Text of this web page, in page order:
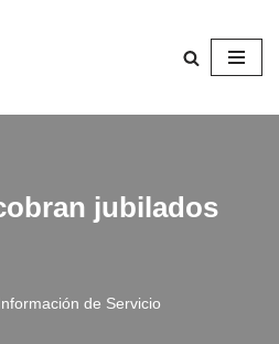
jubilados
Información de Servicio